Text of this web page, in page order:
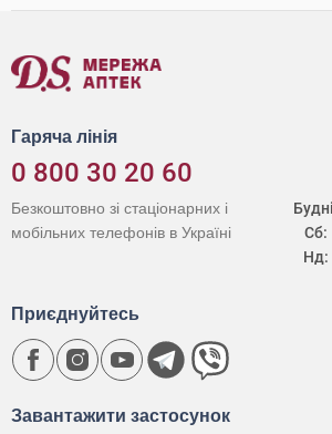
Гаряча лінія
0 800 30 20 60
Сб:
Нд:
Безкоштовно зі стаціонарних і
мобільних телефонів в Україні
Завантажити застосунок
Приєднуйтесь